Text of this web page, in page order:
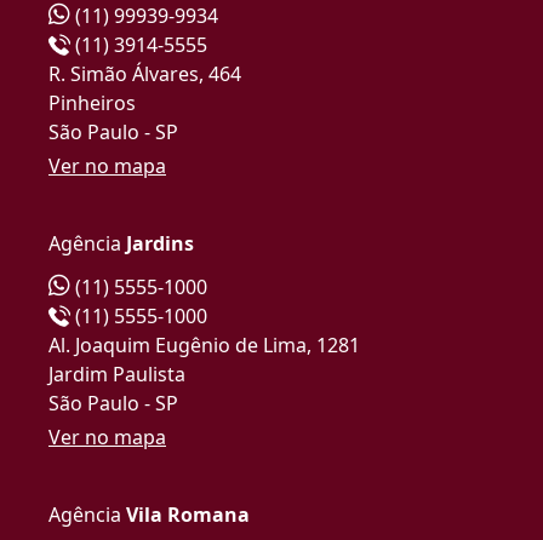
(11) 99939-9934
(11) 3914-5555
R. Simão Álvares, 464
Pinheiros
São Paulo - SP
Ver no mapa
Agência Jardins
(11) 5555-1000
(11) 5555-1000
Al. Joaquim Eugênio de Lima, 1281
Jardim Paulista
São Paulo - SP
Ver no mapa
Agência Vila Romana